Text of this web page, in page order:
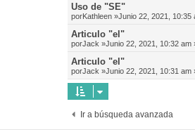
Uso de "SE"
porKathleen »Junio 22, 2021, 10:35
Articulo "el"
porJack »Junio 22, 2021, 10:32 am
Articulo "el"
porJack »Junio 22, 2021, 10:31 am
Ir a búsqueda avanzada